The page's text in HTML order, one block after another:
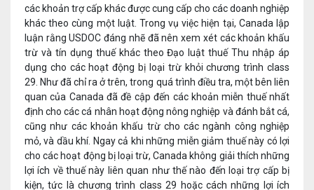
các khoản trợ cấp khác được cung cấp cho các doanh nghiệp
khác theo cùng một luật. Trong vụ việc hiện tại, Canada lập
luận rằng USDOC đáng nhẽ đã nên xem xét các khoản khấu
trừ và tín dụng thuế khác theo Đạo luật thuế Thu nhập áp
dụng cho các hoạt động bị loại trừ khỏi chương trình class
29. Như đã chỉ ra ở trên, trong quá trình điều tra, một bên liên
quan của Canada đã đề cập đến các khoản miễn thuế nhất
định cho các cá nhân hoạt động nông nghiệp và đánh bắt cá,
cũng như các khoản khấu trừ cho các ngành công nghiệp
mỏ, và dầu khí. Ngay cả khi những miễn giảm thuế này có lợi
cho các hoạt động bị loại trừ, Canada không giải thích những
lợi ích về thuế này liên quan như thế nào đến loại trợ cấp bị
kiện, tức là chương trình class 29 hoặc cách những lợi ích